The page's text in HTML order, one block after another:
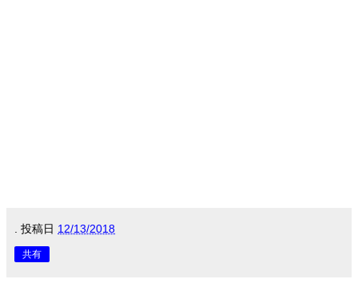
. 投稿日 12/13/2018
共有